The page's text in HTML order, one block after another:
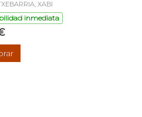
XABI
inmediata